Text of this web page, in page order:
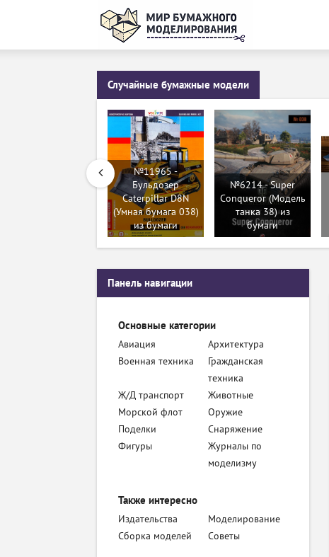
Случайные бумажные модели
№11965 -
Бульдозер
Caterpillar D8N
(Умная бумага 038)
из бумаги
№6214 - Super
Conqueror (Модель
танка 38) из
бумаги
Панель навигации
Основные категории
Авиация
Архитектура
Военная техника
Гражданская
техника
Ж/Д транспорт
Животные
Морской флот
Оружие
Поделки
Снаряжение
Фигуры
Журналы по
моделизму
Также интересно
Издательства
Моделирование
Сборка моделей
Советы